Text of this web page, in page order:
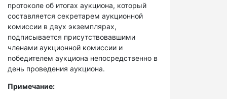
протоколе об итогах аукциона, который
составляется секретарем аукционной
комиссии в двух экземплярах,
подписывается присутствовавшими
членами аукционной комиссии и
победителем аукциона непосредственно в
день проведения аукциона.
Примечание: